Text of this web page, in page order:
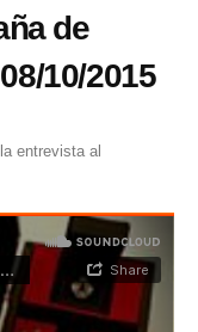
de
10/2015
entrevista al